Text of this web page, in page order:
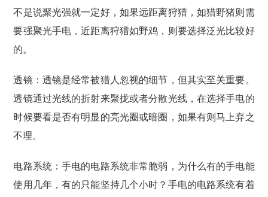
不是说聚光强就一定好，如果远距离狩猎，如猎野猪则需
要强聚光手电，近距离狩猎如野鸡，则要选择泛光比较好
的。
透镜：透镜是经常被猎人忽视的细节，但其实至关重要。
透镜通过光线的折射来聚拢或者分散光线，在选择手电的
时候要看是否有明显的亮光圈或暗圈，如果有则马上弃之
不理。
电路系统：手电的电路系统非常脆弱，为什么有的手电能
使用几年，有的只能坚持几个小时？手电的电路系统有着